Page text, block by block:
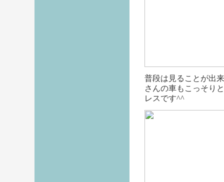
普段は見ることが出
さんの車もこっそり
レスです^^